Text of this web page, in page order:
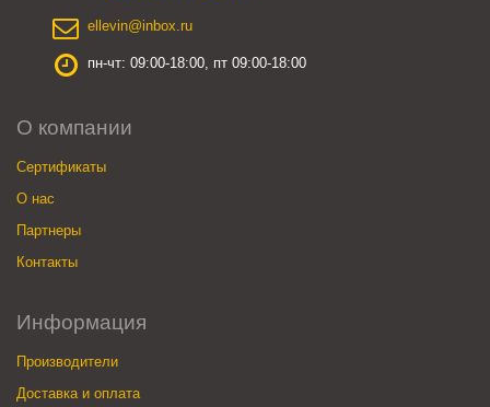
ellevin@inbox.ru
пн-чт: 09:00-18:00, пт 09:00-18:00
О компании
Сертификаты
О нас
Партнеры
Контакты
Информация
Производители
Доставка и оплата